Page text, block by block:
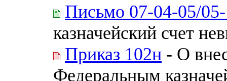
Письмо 07-04-05/
казначейский счет
Приказ 102н - О
Федеральным